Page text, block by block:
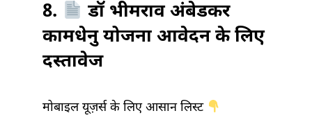
8.
डॉ भीमराव अंबेडकर
कामधेनु योजना आवेदन के लिए
दस्तावेज
मोबाइल यूज़र्स के लिए आसान लिस्ट